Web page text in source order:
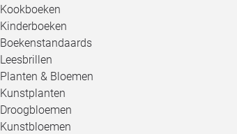
Kookboeken
Kinderboeken
Boekenstandaards
Leesbrillen
Planten & Bloemen
Kunstplanten
Droogbloemen
Kunstbloemen